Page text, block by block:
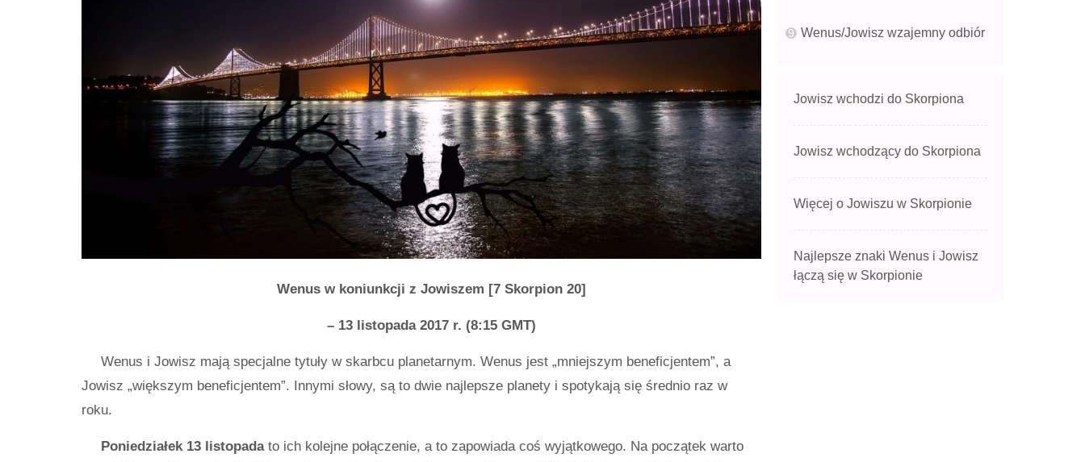
Wenus w koniunkcji z Jowiszem [7 Skorpion 20]
– 13 listopada 2017 r. (8:15 GMT)
Wenus i Jowisz mają specjalne tytuły w skarbcu planetarnym. Wenus jest „mniejszym beneficjentem”, a
Jowisz „większym beneficjentem”. Innymi słowy, są to dwie najlepsze planety i spotykają się średnio raz w
roku.
Poniedziałek 13 listopadato ich kolejne połączenie, a to zapowiada coś wyjątkowego. Na początek warto
Wenus/Jowisz wzajemny odbiór
Jowisz wchodzi do Skorpiona
Jowisz wchodzący do Skorpiona
Więcej o Jowiszu w Skorpionie
Najlepsze znaki Wenus i Jowisz
łączą się w Skorpionie